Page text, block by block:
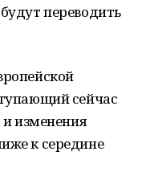
переводить
сейчас
изменения
к середине